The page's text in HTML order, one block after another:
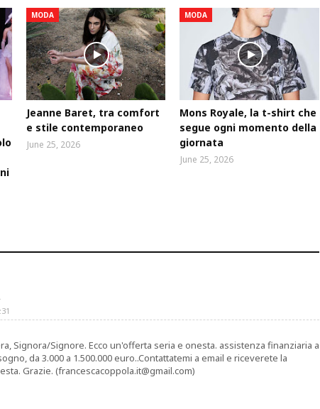
MODA
Jeanne Baret, tra comfort
e stile contemporaneo
June 25, 2026
MODA
Mons Royale, la t-shirt che
segue ogni momento della
giornata
June 25, 2026
Signora/Signore. Ecco un'offerta seria e onesta. assistenza finanziaria a
da 3.000 a 1.500.000 euro..Contattatemi a email e riceverete la
Grazie. (francescacoppola.it@gmail.com)